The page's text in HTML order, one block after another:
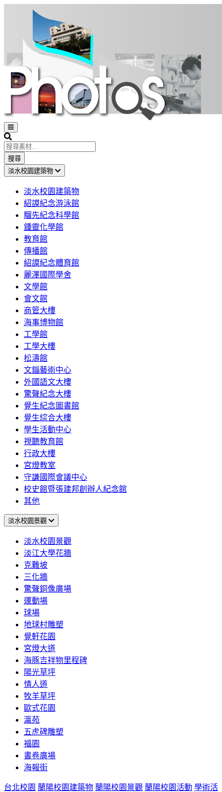
Open
sidebar
Search
搜尋
淡水校園建築物
淡水校園建築物
紹謨紀念游泳館
騮先紀念科學館
鍾靈化學館
教育館
傳播館
紹謨紀念體育館
麗澤國際學舍
文學館
會文館
商管大樓
海事博物館
工學館
工學大樓
松濤館
文錙藝術中心
外國語文大樓
驚聲紀念大樓
覺生紀念圖書館
覺生綜合大樓
學生活動中心
視聽教育館
行政大樓
宮燈教室
守謙國際會議中心
校史館暨張建邦創辦人紀念館
其他
淡水校園景觀
淡水校園景觀
淡江大學花牆
克難坡
三化牆
驚聲銅像廣場
運動場
球場
地球村雕塑
覺軒花園
宮燈大道
海豚吉祥物里程碑
陽光草坪
情人道
牧羊草坪
歐式花園
瀛苑
五虎碑雕塑
福園
書卷廣場
海報街
台北校園 蘭陽校園建築物 蘭陽校園景觀 蘭陽校園活動 學術活